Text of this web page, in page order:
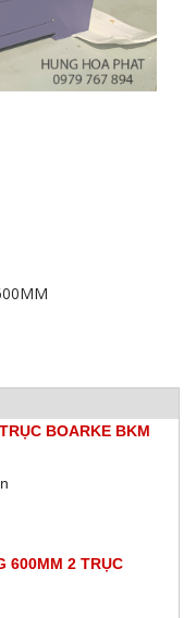
BOARKE BKM
600MM 2 TRỤC